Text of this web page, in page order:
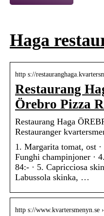
Haga
http s://
Restaurang
Örebro Pizza
Restaurang Haga
Restauranger
1. Margarita tomat, ost
Funghi champinjoner ·
84:- · 5. Capricciosa
Labussola skinka, …
http s://www.kvartersmenyn.se